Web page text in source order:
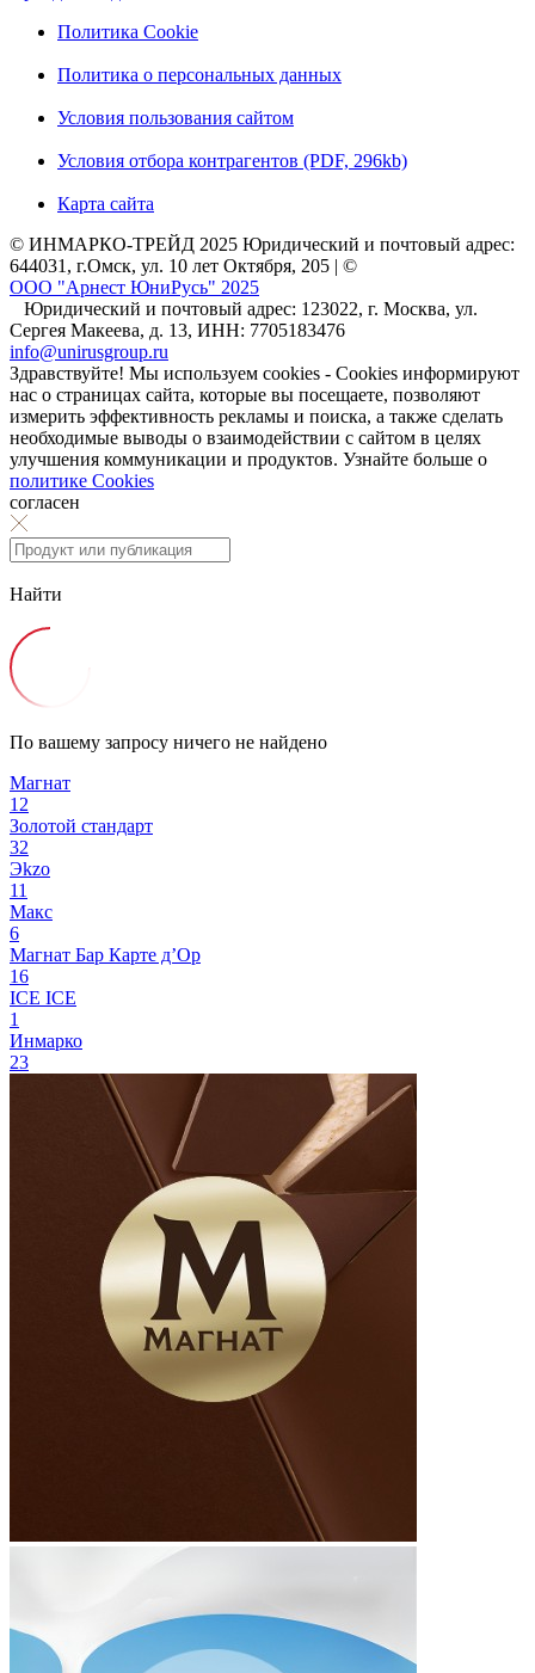
Политика Cookie
Политика о персональных данных
Условия пользования сайтом
Условия отбора контрагентов (PDF, 296kb)
Карта сайта
© ИНМАРКО-ТРЕЙД 2025 Юридический и почтовый адрес:
644031, г.Омск, ул. 10 лет Октября, 205 | ©
ООО "Арнест ЮниРусь" 2025
Юридический и почтовый адрес: 123022, г. Москва, ул.
Сергея Макеева, д. 13, ИНН: 7705183476
info@unirusgroup.ru
Здравствуйте! Мы используем cookies - Cookies информируют
нас о страницах сайта, которые вы посещаете, позволяют
измерить эффективность рекламы и поиска, а также сделать
необходимые выводы о взаимодействии с сайтом в целях
улучшения коммуникации и продуктов. Узнайте больше о
политике Cookies
согласен
Найти
По вашему запросу ничего не найдено
Магнат
12
Золотой стандарт
32
Эkzо
11
Макс
6
Магнат Бар Карте д’Ор
16
ICE ICE
1
Инмарко
23